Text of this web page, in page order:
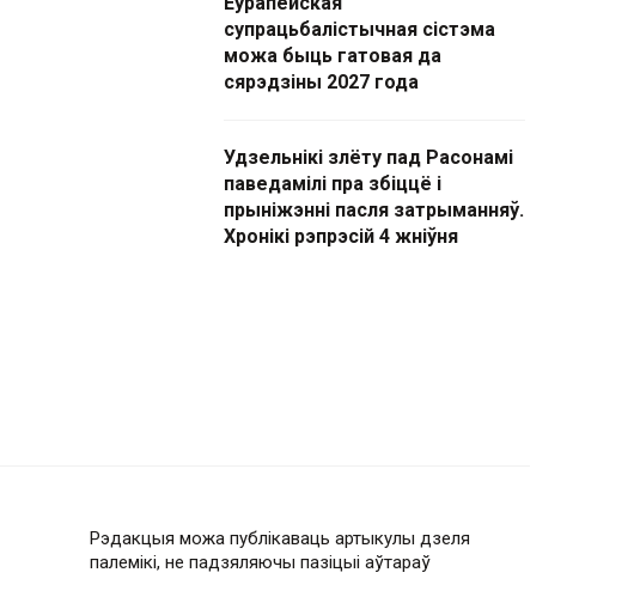
супрацьбалістычная сістэма
можа быць гатовая да
сярэдзіны 2027 года
Удзельнікі злёту пад Расонамі
паведамілі пра збіццё і
прыніжэнні пасля затрыманняў.
Хронікі рэпрэсій 4 жніўня
Рэдакцыя можа публікаваць артыкулы дзеля
палемікі, не падзяляючы пазіцыі аўтараў